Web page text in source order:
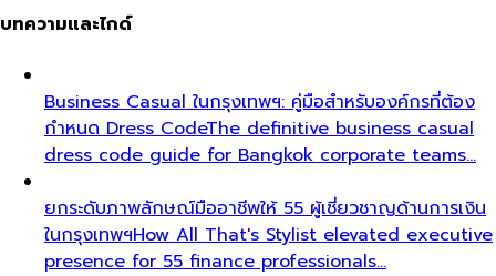
บทความและไกด์
Business Casual ในกรุงเทพฯ: คู่มือสำหรับองค์กรที่ต้อง
กำหนด Dress CodeThe definitive business casual
dress code guide for Bangkok corporate teams…
ยกระดับภาพลักษณ์มืออาชีพให้ 55 ผู้เชี่ยวชาญด้านการเงิน
ในกรุงเทพฯHow All That's Stylist elevated executive
presence for 55 finance professionals…